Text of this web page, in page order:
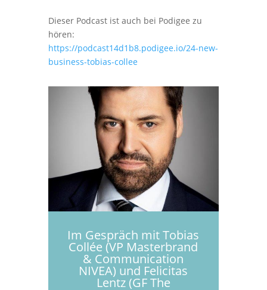
Dieser Podcast ist auch bei Podigee zu
hören:
https://podcast14d1b8.podigee.io/24-new-
business-tobias-collee
Im Gespräch mit Tobias
Collée (VP Masterbrand
& Communication
NIVEA) und Felicitas
Lentz (GF The